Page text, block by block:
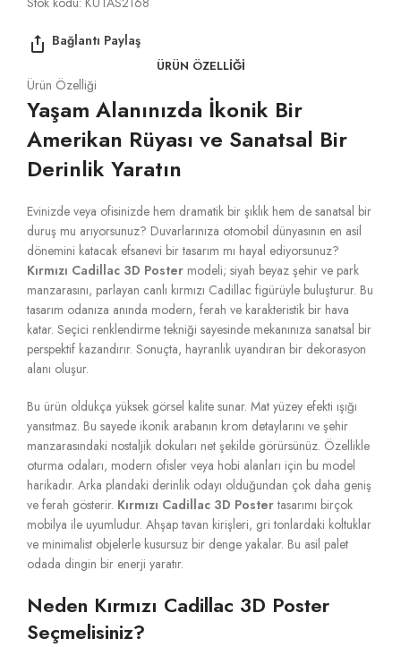
ÜRÜN ÖZELLIĞI
Ürün Özelliği
Yaşam Alanınızda İkonik Bir
Amerikan Rüyası ve Sanatsal Bir
Derinlik Yaratın
Evinizde veya ofisinizde hem dramatik bir şıklık hem de sanatsal bir
duruş mu arıyorsunuz? Duvarlarınıza otomobil dünyasının en asil
dönemini katacak efsanevi bir tasarım mı hayal ediyorsunuz?
Kırmızı Cadillac 3D Poster modeli; siyah beyaz şehir ve park
manzarasını, parlayan canlı kırmızı Cadillac figürüyle buluşturur. Bu
tasarım odanıza anında modern, ferah ve karakteristik bir hava
katar. Seçici renklendirme tekniği sayesinde mekanınıza sanatsal bir
perspektif kazandırır. Sonuçta, hayranlık uyandıran bir dekorasyon
alanı oluşur.
Bu ürün oldukça yüksek görsel kalite sunar. Mat yüzey efekti ışığı
yansıtmaz. Bu sayede ikonik arabanın krom detaylarını ve şehir
manzarasındaki nostaljik dokuları net şekilde görürsünüz. Özellikle
oturma odaları, modern ofisler veya hobi alanları için bu model
harikadır. Arka plandaki derinlik odayı olduğundan çok daha geniş
ve ferah gösterir. Kırmızı Cadillac 3D Postertasarımı birçok
mobilya ile uyumludur. Ahşap tavan kirişleri, gri tonlardaki koltuklar
ve minimalist objelerle kusursuz bir denge yakalar. Bu asil palet
odada dingin bir enerji yaratır.
Neden Kırmızı Cadillac 3D Poster
Seçmelisiniz?